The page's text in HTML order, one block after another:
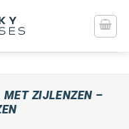
MET ZIJLENZEN –